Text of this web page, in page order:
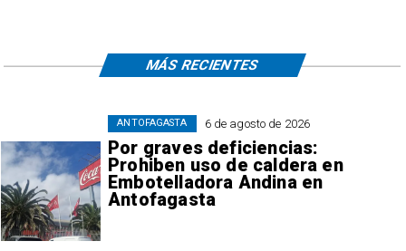
6 de agosto de 2026
Por graves deficiencias:
Prohiben uso de caldera en
Embotelladora Andina en
Antofagasta
ANTOFAGASTA
MÁS RECIENTES